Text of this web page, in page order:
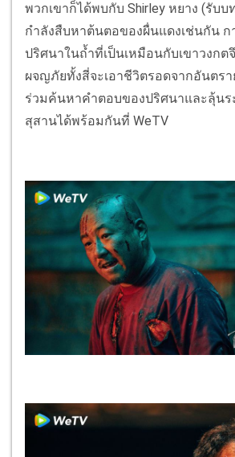
พวกเขาก็ได้พบกับ Shirley หยาง (รับบ
กำลังสืบหาต้นตอของผื่นแดงเช่นกัน
ปริศนาในถ้ำที่เป็นเหมือนกับเขาวงกต
ผจญภัยทั้งสี่จะเอาชีวิตรอดจากอันตร
ร่วมค้นหาคำตอบของปริศนาและลุ้น
สุสานได้พร้อมกันที่ WeTV